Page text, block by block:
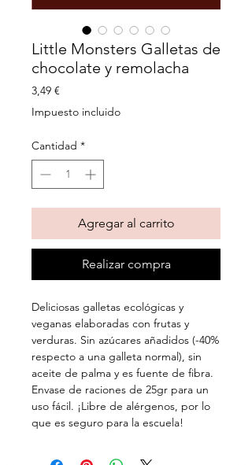
Little Monsters Galletas de
chocolate y remolacha
3,49 €
Impuesto incluido
Cantidad *
Agregar al carrito
Realizar compra
Deliciosas galletas ecológicas y
veganas elaboradas con frutas y
verduras. Sin azúcares añadidos (-40%
respecto a una galleta normal), sin
aceite de palma y es fuente de fibra.
Envase de raciones de 25gr para un
uso fácil. ¡Libre de alérgenos, por lo
que es seguro para la escuela!